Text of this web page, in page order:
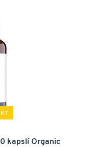
kapslí Organic